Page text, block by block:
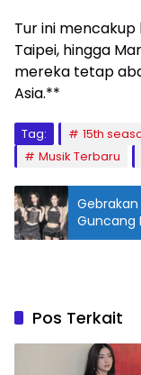
Tur ini
Taipei, hingga
mereka tetap
Asia.**
Tag: 15th
Musik Terbaru
Gebrakan
Guncang
Pos Terkait